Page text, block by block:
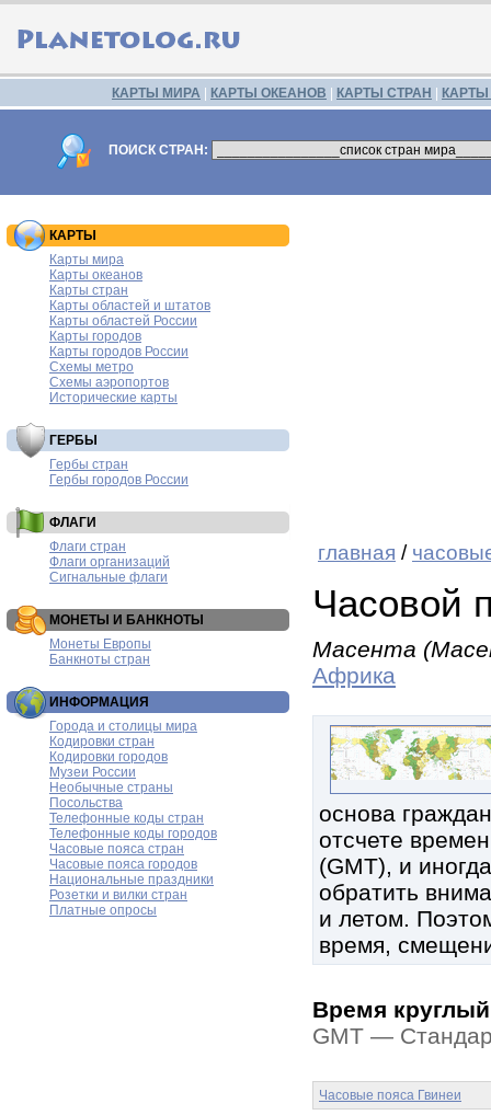
КАРТЫ МИРА КАРТЫ ОКЕАНОВ КАРТЫ СТРАН
ПОИСК СТРАН:
КАРТЫ
Карты мира
Карты океанов
Карты стран
Карты областей и штатов
Карты областей России
Карты городов
Карты городов России
Схемы метро
Схемы аэропортов
Исторические карты
ГЕРБЫ
Гербы стран
Гербы городов России
ФЛАГИ
Флаги стран
Флаги организаций
Сигнальные флаги
МОНЕТЫ И БАНКНОТЫ
Монеты Европы
Банкноты стран
ИНФОРМАЦИЯ
Города и столицы мира
Кодировки стран
Кодировки городов
Музеи России
Необычные страны
Посольства
Телефонные коды стран
Телефонные коды городов
Часовые пояса стран
Часовые пояса городов
Национальные праздники
Розетки и вилки стран
Платные опросы
главная /
Часовой
Масента
Африка
основа
отсчете
(GMT), и
обратить
и летом.
время,
Время
GMT —
Часовые пояса Гвинеи